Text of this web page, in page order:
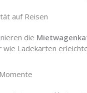
auf Reisen
die
wie Ladekarten